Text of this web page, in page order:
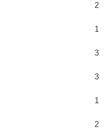
2
1
3
3
1
2